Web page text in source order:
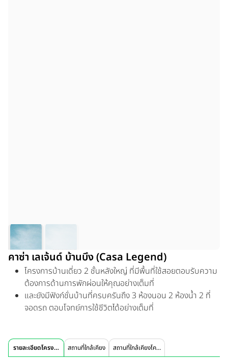
คาซ่า เลเจ้นด์ บ้านบึง (Casa Legend)
โครงการบ้านเดี่ยว 2 ชั้นหลังใหญ่ ที่มีพื้นที่ใช้สอยตอบรับความ
ต้องการด้านการพักผ่อนให้คุณอย่างเต็มที่
และยังมีฟังก์ชั่นบ้านที่ครบครันถึง 3 ห้องนอน 2 ห้องน้ำ 2 ที่
จอดรถ ตอบโจทย์การใช้ชีวิตได้อย่างเต็มที่
รายละเอียดโครงการ สถานที่ใกล้เคียง สถานที่ใกล้เคียงโครงการ